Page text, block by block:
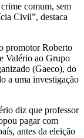
comum, sem
Civil”, destaca
promotor Roberto
Valério ao Grupo
(Gaeco), do
a uma investigação
diz que professor
pagar com
antes da eleição